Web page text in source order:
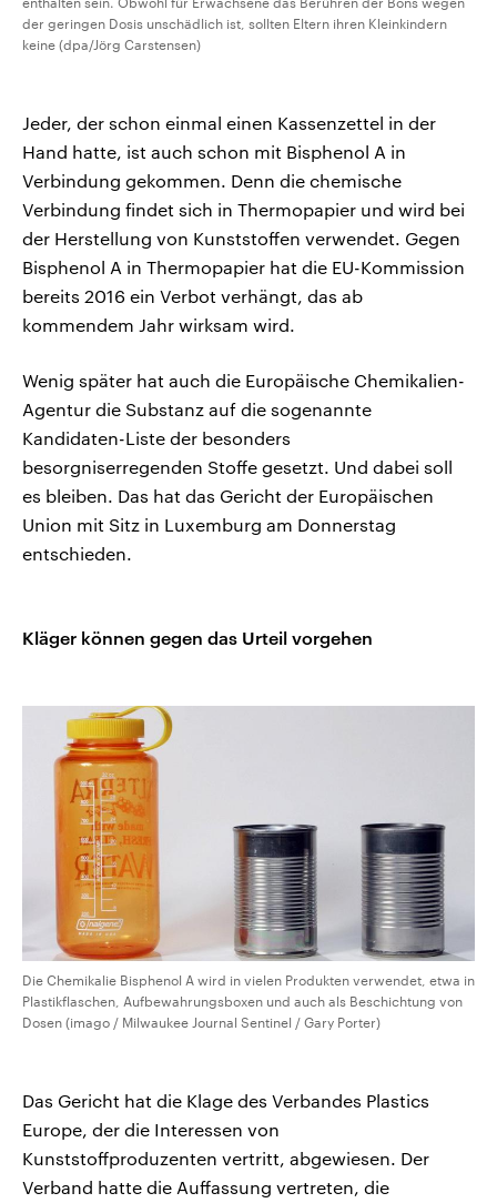
der geringen Dosis unschädlich ist, sollten Eltern ihren Kleinkindern
keine (dpa/Jörg Carstensen)
Jeder, der schon einmal einen Kassenzettel in der
Hand hatte, ist auch schon mit Bisphenol A in
Verbindung gekommen. Denn die chemische
Verbindung findet sich in Thermopapier und wird bei
der Herstellung von Kunststoffen verwendet. Gegen
Bisphenol A in Thermopapier hat die EU-Kommission
bereits 2016 ein Verbot verhängt, das ab
kommendem Jahr wirksam wird.
Wenig später hat auch die Europäische Chemikalien-
Agentur die Substanz auf die sogenannte
Kandidaten-Liste der besonders
besorgniserregenden Stoffe gesetzt. Und dabei soll
es bleiben. Das hat das Gericht der Europäischen
Union mit Sitz in Luxemburg am Donnerstag
entschieden.
Kläger können gegen das Urteil vorgehen
Die Chemikalie Bisphenol A wird in vielen Produkten verwendet, etwa in
Plastikflaschen, Aufbewahrungsboxen und auch als Beschichtung von
Dosen (imago / Milwaukee Journal Sentinel / Gary Porter)
Das Gericht hat die Klage des Verbandes Plastics
Europe, der die Interessen von
Kunststoffproduzenten vertritt, abgewiesen. Der
Verband hatte die Auffassung vertreten, die